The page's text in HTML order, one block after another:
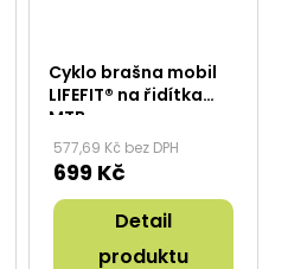
Cyklo brašna mobil
LIFEFIT® na řidítka
MTB
577,69 Kč bez DPH
699 Kč
Detail
produktu